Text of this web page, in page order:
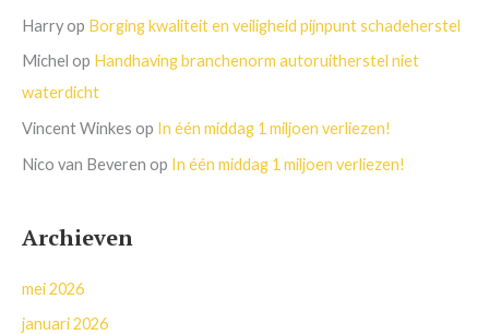
Harryop Borging kwaliteit en veiligheid pijnpunt schadeherstel
Michel op Handhaving branchenorm autoruitherstel niet
waterdicht
Vincent Winkes op In één middag 1 miljoen verliezen!
Nico van Beveren op In één middag 1 miljoen verliezen!
Archieven
mei 2026
januari 2026